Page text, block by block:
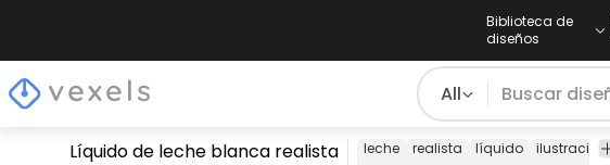
Biblioteca de
diseños
All
Líquido de leche blanca realista leche realista líquido ilustración